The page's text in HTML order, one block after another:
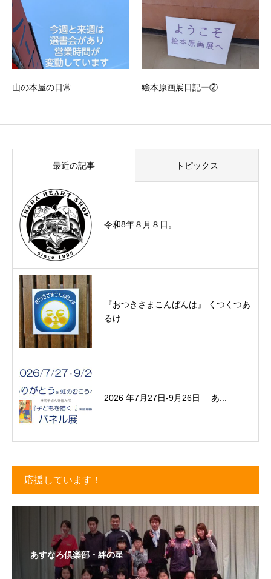
山の本屋の日常 絵本原画展日記ー②
最近の記事 トピックス
令和8年８月８日。
『おつきさまこんばんは』 くつくつあ
るけ...
2026 年7月27日-9月26日 あ...
応援しています！
あすなろ倶楽部・絆の星